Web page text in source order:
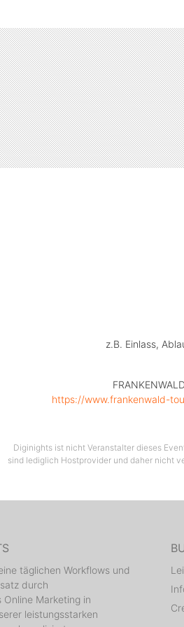
z.B. Einlass,
https://www.frankenwald-
Diginights ist nicht Veranstalter dieses
sind lediglich Hostprovider und daher nicht
täglichen Workflows und
durch
Marketing in
leistungsstarken